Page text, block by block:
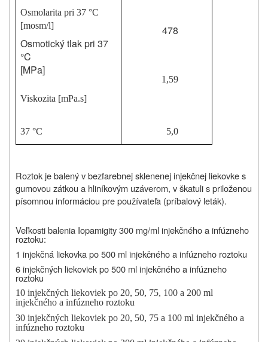
Osmolarita pri 37 °C
[mosm/l]
Osmotický tlak pri 37
°C
[MPa]
478
1,59
Viskozita [mPa.s]
37 °C 5,0
Roztok je balený v bezfarebnej sklenenej injekčnej liekovke s
gumovou zátkou a hliníkovým uzáverom, v škatuli s priloženou
písomnou informáciou pre používateľa (príbalový leták).
Veľkosti balenia Iopamigity 300 mg/ml injekčného a infúzneho
roztoku:
1 injekčná liekovka po 500 ml injekčného a infúzneho roztoku
6 injekčných liekoviek po 500 ml injekčného a infúzneho
roztoku
10 injekčných liekoviek po 20, 50, 75, 100 a 200 ml
injekčného a infúzneho roztoku
30 injekčných liekoviek po 20, 50, 75 a 100 ml injekčného a
infúzneho roztoku